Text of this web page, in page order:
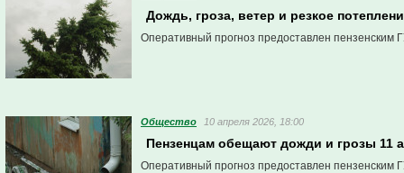
Дождь, гроза, ветер и резкое
Оперативный прогноз предоставлен пензенским
Общество 10 апреля 2026, 18:00
Пензенцам обещают дожди и грозы 11
Оперативный прогноз предоставлен пензенским